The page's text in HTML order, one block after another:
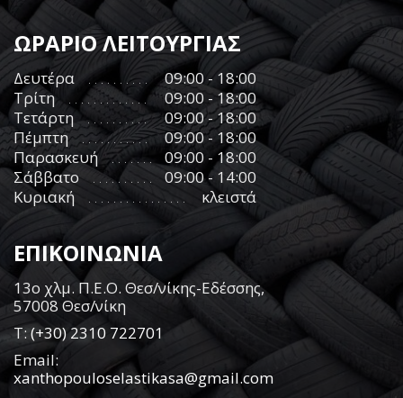
ΩΡΑΡΙΟ ΛΕΙΤΟΥΡΓΙΑΣ
Δευτέρα
09:00 - 18:00
Τρίτη
09:00 - 18:00
Τετάρτη
09:00 - 18:00
Πέμπτη
09:00 - 18:00
Παρασκευή
09:00 - 18:00
Σάββατο
09:00 - 14:00
Κυριακή
κλειστά
ΕΠΙΚΟΙΝΩΝΙΑ
13ο χλμ. Π.Ε.Ο. Θεσ/νίκης-Εδέσσης,
57008 Θεσ/νίκη
Τ:(+30) 2310 722701
Email:
xanthopouloselastikasa@gmail.com